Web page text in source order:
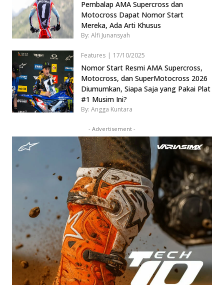
Pembalap AMA Supercross dan
Motocross Dapat Nomor Start
Mereka, Ada Arti Khusus
By: Alfi Junansyah
Features | 17/10/2025
Nomor Start Resmi AMA Supercross,
Motocross, dan SuperMotocross 2026
Diumumkan, Siapa Saja yang Pakai Plat
#1 Musim Ini?
By: Angga Kuntara
- Advertisement -